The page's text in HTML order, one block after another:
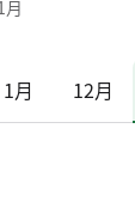
月
1月 12月